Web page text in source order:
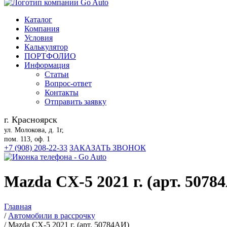
Каталог
Компания
Условия
Калькулятор
ПОРТФОЛИО
Информация
Статьи
Вопрос-ответ
Контакты
Отправить заявку
г. Красноярск
ул. Молокова, д. 1г,
пом. 113, оф. 1
+7 (908) 208-22-33 ЗАКАЗАТЬ ЗВОНОК
Mazda CX-5 2021 г. (арт.
Главная
/ Автомобили в рассрочку
/Mazda CX-5 2021 г. (арт. 50784АИ)